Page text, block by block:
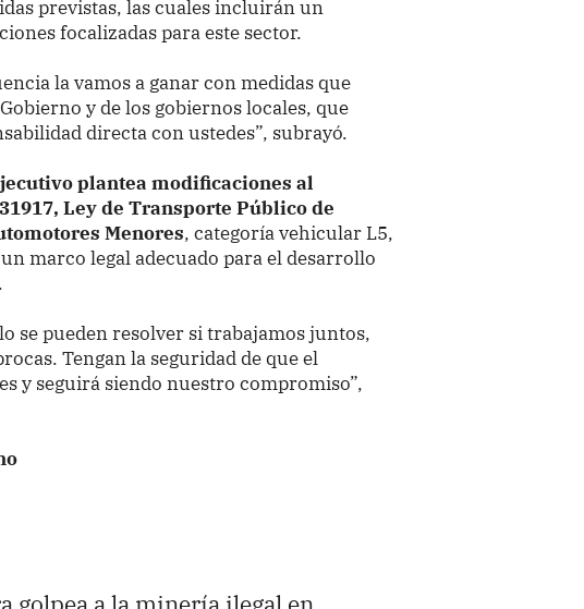
previstas, las cuales incluirán un
focalizadas para este sector.
la vamos a ganar con medidas que
y de los gobiernos locales, que
directa con ustedes”, subrayó.
plantea modificaciones al
Ley de Transporte Público de
Menores, categoría vehicular L5,
marco legal adecuado para el desarrollo
se pueden resolver si trabajamos juntos,
Tengan la seguridad de que el
y seguirá siendo nuestro compromiso”,